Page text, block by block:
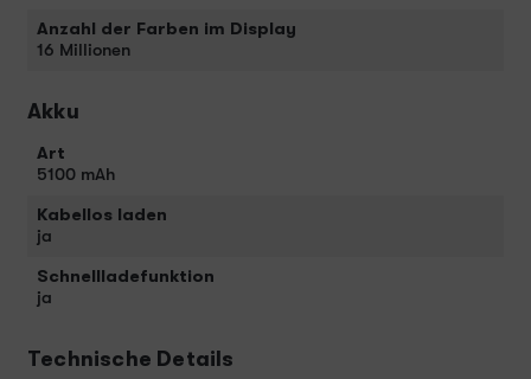
Anzahl der Farben im Display
16 Millionen
Akku
Art
5100 mAh
Kabellos laden
ja
Schnellladefunktion
ja
Technische Details